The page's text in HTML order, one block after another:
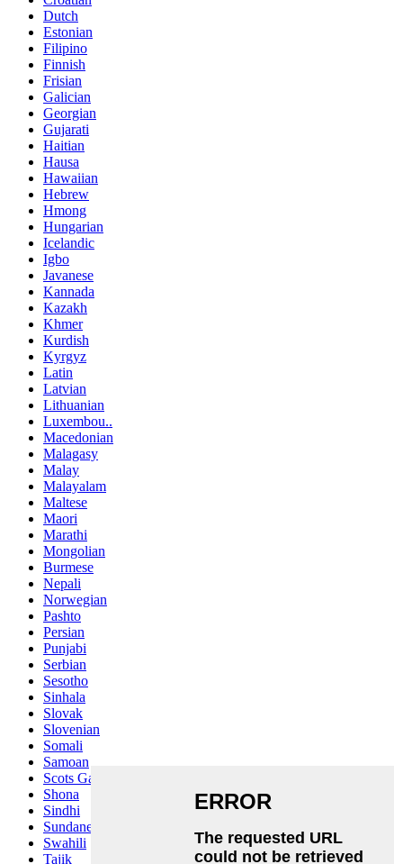
Dutch
Estonian
Filipino
Finnish
Frisian
Galician
Georgian
Gujarati
Haitian
Hausa
Hawaiian
Hebrew
Hmong
Hungarian
Icelandic
Igbo
Javanese
Kannada
Kazakh
Khmer
Kurdish
Kyrgyz
Latin
Latvian
Lithuanian
Luxembou..
Macedonian
Malagasy
Malay
Malayalam
Maltese
Maori
Marathi
Mongolian
Burmese
Nepali
Norwegian
Pashto
Persian
Punjabi
Serbian
Sesotho
Sinhala
Slovak
Slovenian
Somali
Samoan
Scots Gaelic
Shona
Sindhi
Sundanese
Swahili
Tajik